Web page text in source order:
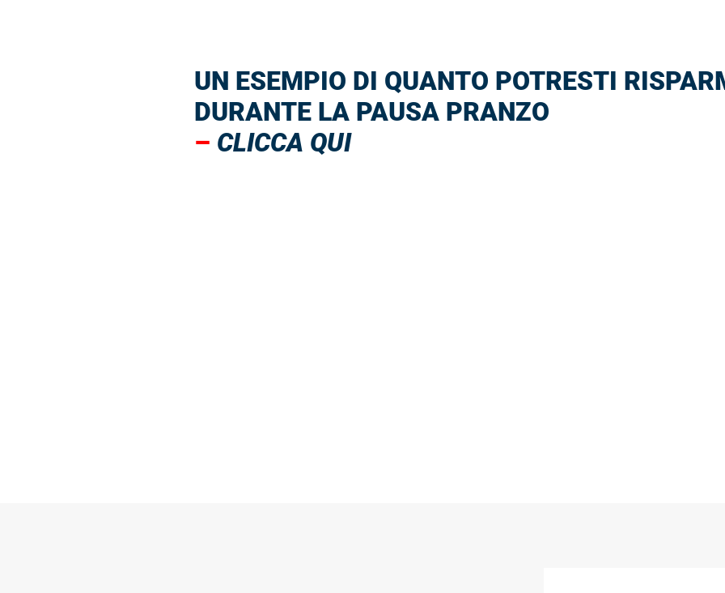
UN ESEMPIO DI QUANTO POTRESTI
DURANTE LA PAUSA PRANZO
– CLICCA QUI